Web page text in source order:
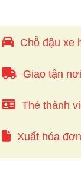
Chỗ đậu xe
Giao tận nơi
Thẻ thành
Xuất hóa đơn